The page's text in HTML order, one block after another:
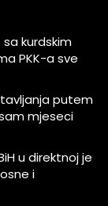
kurdskim
PKK-a sve
putem
mjeseci
u direktnoj je
i